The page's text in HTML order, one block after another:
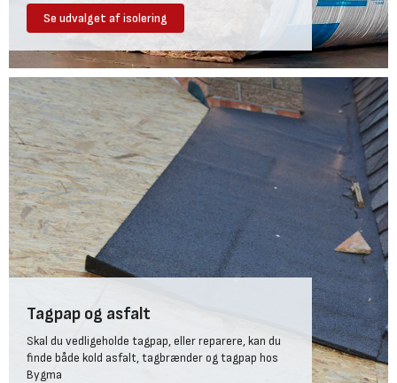
Se udvalget af isolering
Tagpap og asfalt
Skal du vedligeholde tagpap, eller reparere, kan du
finde både kold asfalt, tagbrænder og tagpap hos
Bygma